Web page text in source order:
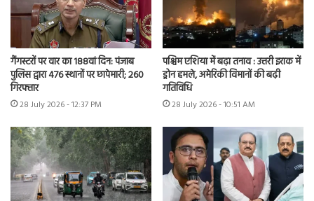
गैंगस्टरों पर वार का 188वां दिन: पंजाब
पुलिस द्वारा 476 स्थानों पर छापेमारी; 260
गिरफ्तार
28 July 2026 - 12:37 PM
पश्चिम एशिया में बढ़ा तनाव : उत्तरी इराक में
ड्रोन हमले, अमेरिकी विमानों की बढ़ी
गतिविधि
28 July 2026 - 10:51 AM